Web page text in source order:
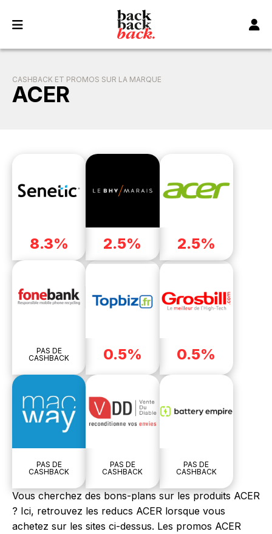
CASHBACK ET PROMOS SUR LA MARQUE
ACER
8.3% 2.5% 2.5%
PAS DE
CASHBACK
0.5% 0.5%
PAS DE
CASHBACK
PAS DE
CASHBACK
PAS DE
CASHBACK
Vous cherchez des bons-plans sur les produits ACER
? Ici, retrouvez les reducs ACER lorsque vous
achetez sur les sites ci-dessus. Les promos ACER